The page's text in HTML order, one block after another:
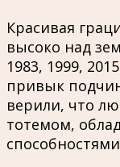
Красивая
высоко над
1983, 1999,
привык
верили, что
тотемом,